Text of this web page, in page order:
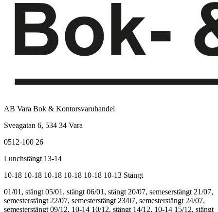
AB Vara Bok & Kontorsvaruhandel
Sveagatan 6, 534 34 Vara
0512-100 26
Lunchstängt 13-14
10-18 10-18 10-18 10-18 10-18 10-13 Stängt
01/01, stängt 05/01, stängt 06/01, stängt 20/07, semeserstängt 21/07,
semesterstängt 22/07, semesterstängt 23/07, semesterstängt 24/07,
semesterstängt 09/12, 10-14 10/12, stängt 14/12, 10-14 15/12, stängt